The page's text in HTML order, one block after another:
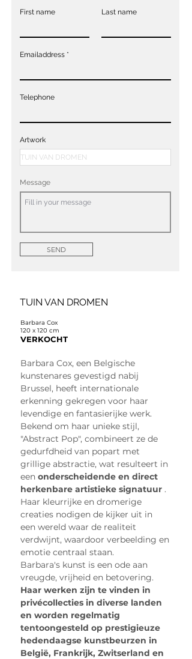
First name Last name
Emailaddress
Telephone
Artwork
Message
SEND
TUIN VAN DROMEN
Barbara Cox
120 x 120 cm
VERKOCHT
Barbara Cox, een Belgische
kunstenares gevestigd nabij
Brussel, heeft internationale
erkenning gekregen voor haar
levendige en fantasierijke werk.
Bekend om haar unieke stijl,
"Abstract Pop", combineert ze de
gedurfdheid van popart met
grillige abstractie, wat resulteert in
een onderscheidende en direct
herkenbare artistieke signatuur .
Haar kleurrijke en dromerige
creaties nodigen de kijker uit in
een wereld waar de realiteit
verdwijnt, waardoor verbeelding en
emotie centraal staan.
Barbara's kunst is een ode aan
vreugde, vrijheid en betovering.
Haar werken zijn te vinden in
privécollecties in diverse landen
en worden regelmatig
tentoongesteld op prestigieuze
hedendaagse kunstbeurzen in
België, Frankrijk, Zwitserland en